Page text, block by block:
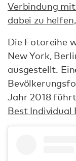
Verbindung
dabei zu
Die Fotoreihe
New York,
ausgestellt.
Jahr 2018
Best